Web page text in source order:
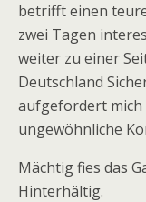
betrifft einen
zwei Tagen
weiter zu einer
Deutschland
aufgefordert mich
ungewöhnliche
Mächtig fies das
Hinterhältig.